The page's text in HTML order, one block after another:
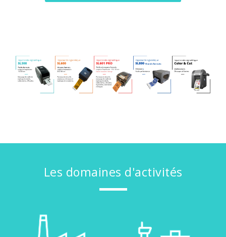
Les domaines d'activités